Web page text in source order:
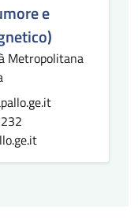
e
Metropolitana